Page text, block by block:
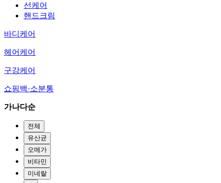
선케어
핸드크림
바디케어
헤어케어
구강케어
쇼핑백·소분통
가나다순
전체
유산균
오메가
비타민
미네랄